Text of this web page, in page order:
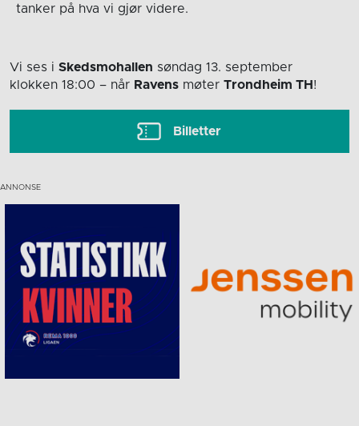
tanker på hva vi gjør videre.
Vi ses i Skedsmohallen søndag 13. september
klokken 18:00 – når Ravens møter Trondheim TH !
Billetter